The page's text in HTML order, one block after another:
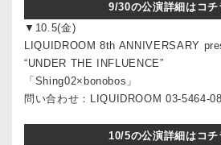
9/30の公演詳細はコチ
▼10.5(金)
LIQUIDROOM 8th ANNIVERSARY
“UNDER THE INFLUENCE”
「Shing02×bonobos」
問い合わせ：LIQUIDROOM 03-5464-
10/5の公演詳細はコチ